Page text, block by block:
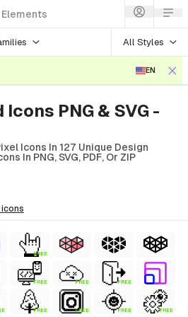
Elements
All Styles
EN
PNG & SVG -
Icons In 127 Unique Design
In PNG, SVG, PDF, Or ZIP
icons
FREE
FREE FREE FREE
FREE FREE FREE FREE